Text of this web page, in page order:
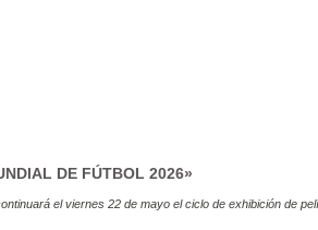
DE FÚTBOL 2026»
el viernes 22 de mayo el ciclo de exhibición de